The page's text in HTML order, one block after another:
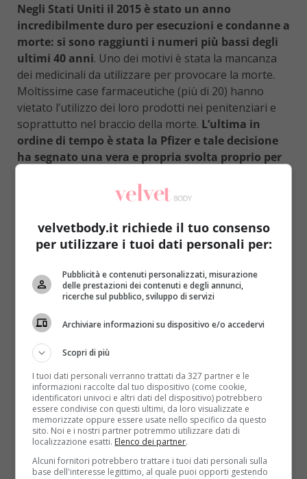
Negli Stati Uniti il 2015 è stato un anno
incredibilmente duro per esecuzioni e condanne a
morte: si sono raggiunti i numeri più bassi degli
ultimi 40 anni. Uno dei motivi è stata la mancanza
dei medicinali da utilizzare per provocare la morte.
Moltissime case farmaceutiche (più di 20) hanno
vietato l’utilizzo dei loro prodotti nei penitenziari e
soprattutto nel braccio della morte. L’ultima in
ordine di tempo è stata la Pfizer e tale decisione
ha segnato una vera e propria svolta proprio per
azienda che opera nella ricerca, produzione e
commercializzazione di medicinale e un simile
colosso è in grado di influenzare l’intero settore.
A livello politico e religioso la tendenza è la
affinché la pena di morte venga abolita. Il candidato
democratico alla presidenza degli Stati Uniti Bernie
Sanders si è schierato esattamente dalla stessa
parte, mentreHillary Clinton vorrebbe
semplicemente limitarla
TRUMP E HILLARY CLINTON, SEMPRE PIÙ VICINI
ALLO SCONTRO FINALE) . In attesa che i vertici di
Stato prendano una decisione definitiva è il mondo
farmaceutico a farlo al loro posto. Per portare avanti
le esecuzioni si sta ricorrendo ad altre modalità che
prevedono l’utilizzo di farmaci alternativi ma
esecuzioni mal riuscite hanno sollevato critiche e
velvetbody.it richiede il tuo consenso
per utilizzare i tuoi dati personali per:
Pubblicità e contenuti personalizzati, misurazione
delle prestazioni dei contenuti e degli annunci,
ricerche sul pubblico, sviluppo di servizi
Archiviare informazioni su dispositivo e/o accedervi
Scopri di più
I tuoi dati personali verranno trattati da 327 partner e le
informazioni raccolte dal tuo dispositivo (come cookie,
identificatori univoci e altri dati del dispositivo) potrebbero
essere condivise con questi ultimi, da loro visualizzate e
memorizzate oppure essere usate nello specifico da questo
sito. Noi e i nostri partner potremmo utilizzare dati di
localizzazione esatti. Elenco dei partner.
Alcuni fornitori potrebbero trattare i tuoi dati personali sulla
base dell'interesse legittimo, al quale puoi opporti gestendo